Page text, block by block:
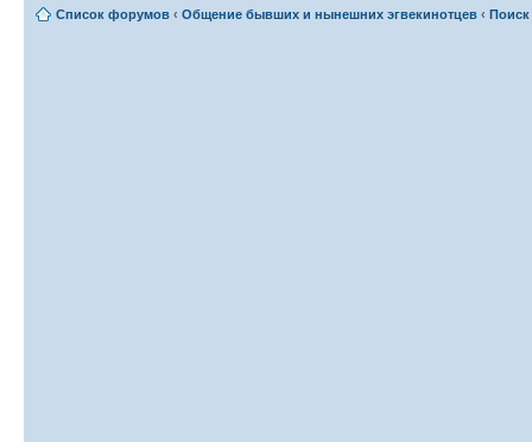
Список форумов ‹ Общение бывших и нынешних эгвекинотцев ‹ Поиск